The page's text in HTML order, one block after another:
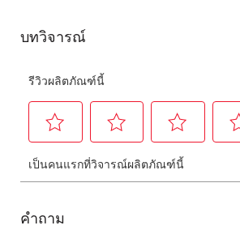
คำถาม